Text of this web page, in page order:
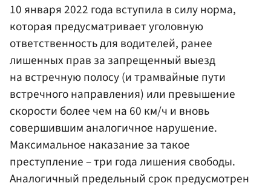
10 января 2022 года вступила в силу норма,
которая предусматривает уголовную
ответственность для водителей, ранее
лишенных прав за запрещенный выезд
на встречную полосу (и трамвайные пути
встречного направления) или превышение
скорости более чем на 60 км/ч и вновь
совершившим аналогичное нарушение.
Максимальное наказание за такое
преступление – три года лишения свободы.
Аналогичный предельный срок предусмотрен